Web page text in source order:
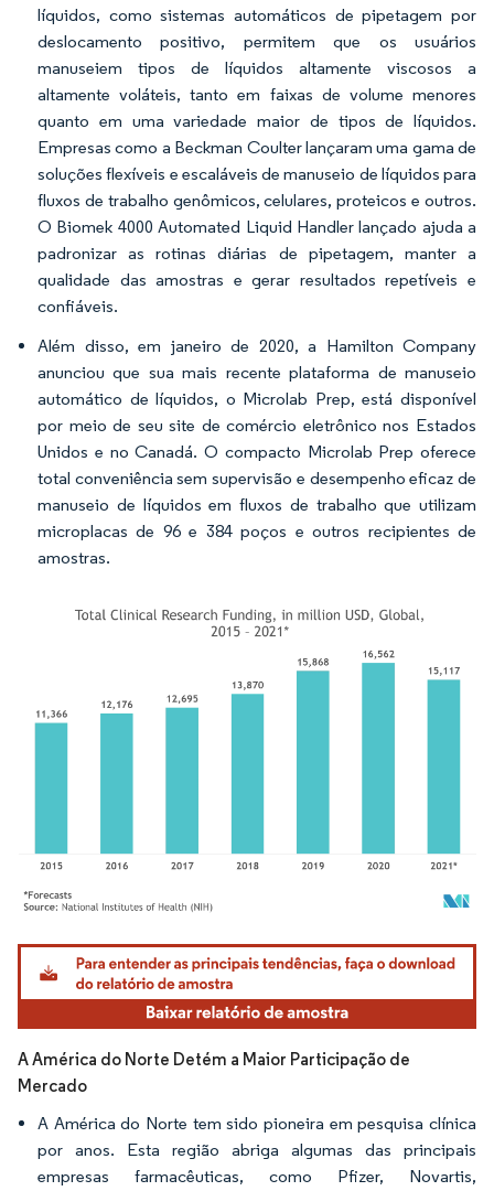
líquidos, como sistemas automáticos de pipetagem por
deslocamento positivo, permitem que os usuários
manuseiem tipos de líquidos altamente viscosos a
altamente voláteis, tanto em faixas de volume menores
quanto em uma variedade maior de tipos de líquidos.
Empresas como a Beckman Coulter lançaram uma gama de
soluções flexíveis e escaláveis de manuseio de líquidos para
fluxos de trabalho genômicos, celulares, proteicos e outros.
O Biomek 4000 Automated Liquid Handler lançado ajuda a
padronizar as rotinas diárias de pipetagem, manter a
qualidade das amostras e gerar resultados repetíveis e
confiáveis.
Além disso, em janeiro de 2020, a Hamilton Company
anunciou que sua mais recente plataforma de manuseio
automático de líquidos, o Microlab Prep, está disponível
por meio de seu site de comércio eletrônico nos Estados
Unidos e no Canadá. O compacto Microlab Prep oferece
total conveniência sem supervisão e desempenho eficaz de
manuseio de líquidos em fluxos de trabalho que utilizam
microplacas de 96 e 384 poços e outros recipientes de
amostras.
Imagem © Mordor Intelligence. O reuso requer atribuição conforme CC BY 4.0.
A América do Norte Detém a Maior Participação de
Mercado
A América do Norte tem sido pioneira em pesquisa clínica
por anos. Esta região abriga algumas das principais
empresas farmacêuticas, como Pfizer, Novartis,